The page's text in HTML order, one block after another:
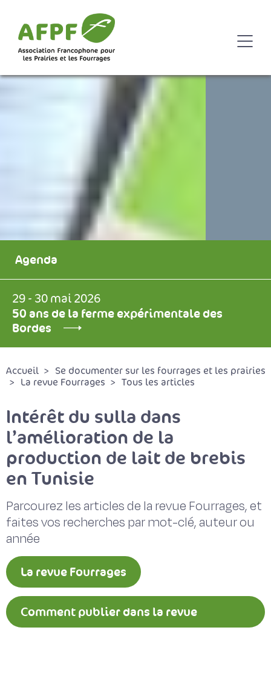
Agenda
29 - 30 mai 2026
50 ans de la ferme expérimentale des
Bordes
Accueil
Se documenter sur les fourrages et les prairies
La revue Fourrages
Tous les articles
Intérêt du sulla dans
l’amélioration de la
production de lait de brebis
en Tunisie
Parcourez les articles de la revue Fourrages, et
faites vos recherches par mot-clé, auteur ou
année
La revue Fourrages
Comment publier dans la revue